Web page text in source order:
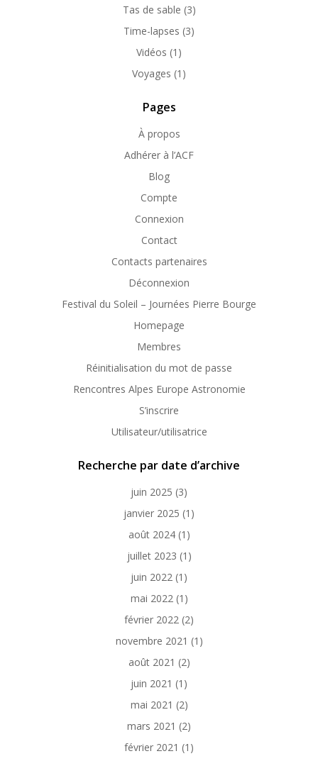
Tas de sable (3)
Time-lapses (3)
Vidéos (1)
Voyages (1)
Pages
À propos
Adhérer à l’ACF
Blog
Compte
Connexion
Contact
Contacts partenaires
Déconnexion
Festival du Soleil – Journées Pierre Bourge
Homepage
Membres
Réinitialisation du mot de passe
Rencontres Alpes Europe Astronomie
S’inscrire
Utilisateur/utilisatrice
Recherche par date d’archive
juin 2025 (3)
janvier 2025 (1)
août 2024(1)
juillet 2023 (1)
juin 2022 (1)
mai 2022(1)
février 2022 (2)
novembre 2021 (1)
août 2021 (2)
juin 2021 (1)
mai 2021 (2)
mars 2021 (2)
février 2021 (1)